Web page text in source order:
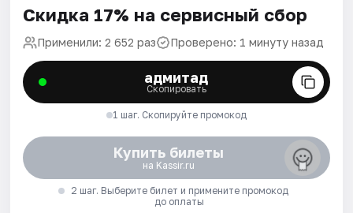
Скидка 17% на сервисный сбор
Применили: 2 652 раз Проверено: 1 минуту назад
адмитад
Скопировать
1 шаг. Скопируйте промокод
Купить билеты
на Kassir.ru
2 шаг. Выберите билет и примените промокод
до оплаты